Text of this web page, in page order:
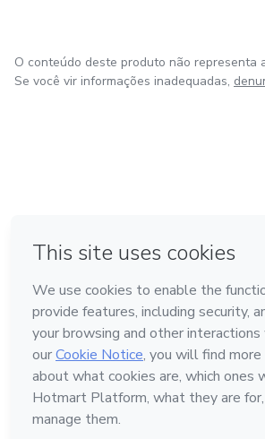
O conteúdo deste produto não representa
Se você vir informações inadequadas,
Feito com ❤ na Cidade do México
Conheça a Hotmart
Idioma
Português